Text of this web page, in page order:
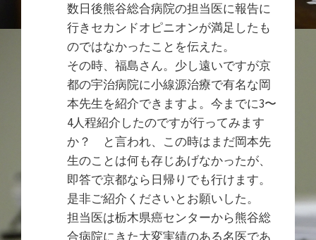
数日後熊谷総合病院の担当医に報告に
行きセカンドオピニオンが満足したも
のではなかったことを伝えた。
その時、福島さん。少し遠いですが京
都の宇治病院に小線源治療で有名な岡
本先生を紹介できますよ。今までに3〜
4人程紹介したのですが行ってみます
か？ と言われ、この時はまだ岡本先
生のことは何も存じあげなかったが、
即答で京都なら日帰りでも行けます。
是非ご紹介くださいとお願いした。
担当医は栃木県癌センターから熊谷総
合病院にきた大変実績のある名医であ